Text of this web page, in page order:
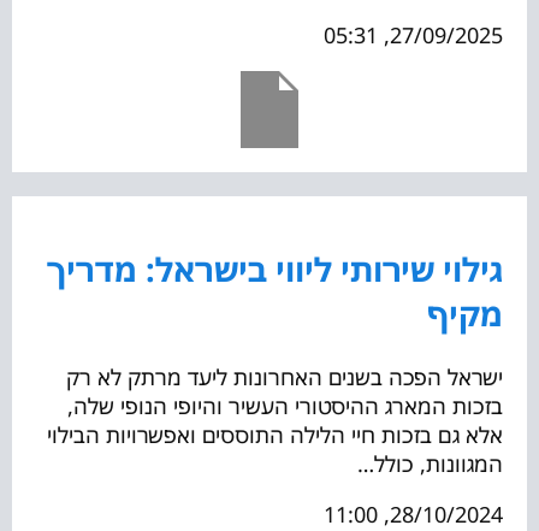
27/09/2025, 05:31
גילוי שירותי ליווי בישראל: מדריך
מקיף
ישראל הפכה בשנים האחרונות ליעד מרתק לא רק
בזכות המארג ההיסטורי העשיר והיופי הנופי שלה,
אלא גם בזכות חיי הלילה התוססים ואפשרויות הבילוי
המגוונות, כולל…
28/10/2024, 11:00